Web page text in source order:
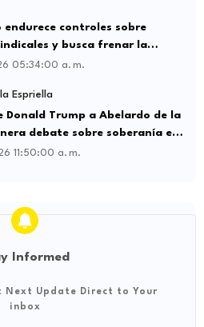
controles sobre
y busca frenar la
laboral ilegal
05:34:00 a. m.
Espriella
Donald Trump a Abelardo de la
debate sobre soberanía e
11:50:00 a. m.
Informed
Update Direct to Your
inbox